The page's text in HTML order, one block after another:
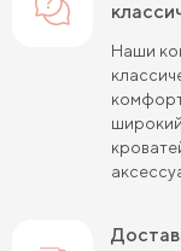
Кровати
Кровати синего
Кровати черного
Кровати шириной
Наши